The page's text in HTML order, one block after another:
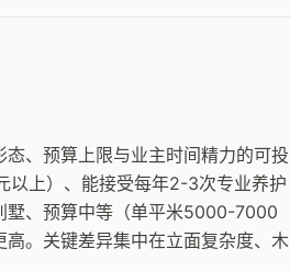
、预算上限与业主时间精力的可投
以上）、能接受每年2-3次专业养护
墅、预算中等（单平米5000-7000
。关键差异集中在立面复杂度、木